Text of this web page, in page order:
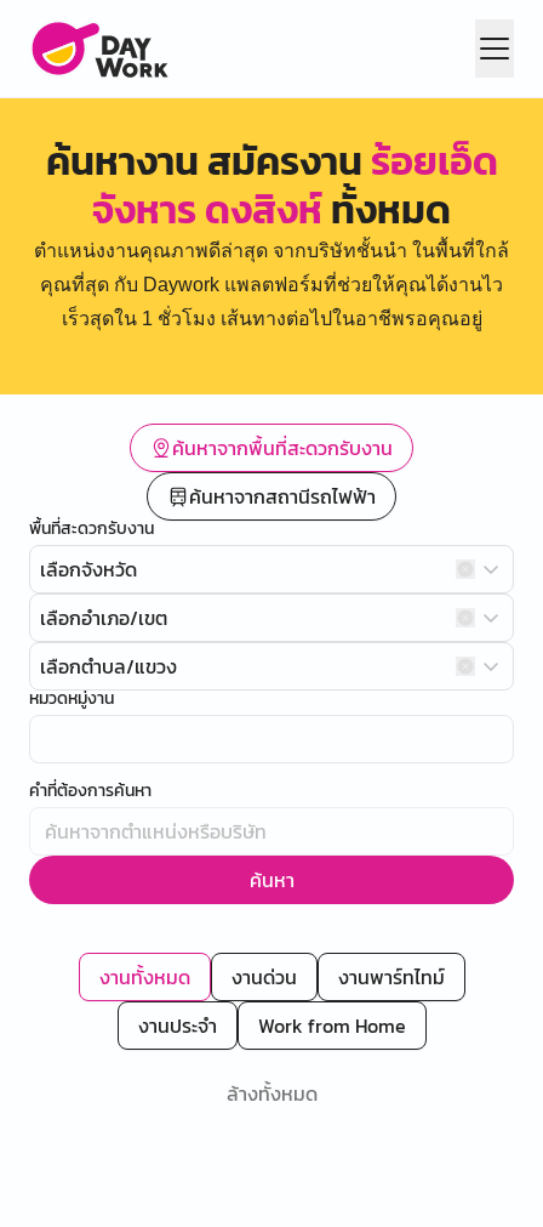
ค้นหางาน สมัครงานร้อยเอ็ด
จังหาร ดงสิงห์ทั้งหมด
ตำแหน่งงานคุณภาพดีล่าสุด จากบริษัทชั้นนำ ในพื้นที่ใกล้
คุณที่สุด กับ Daywork แพลตฟอร์มที่ช่วยให้คุณได้งานไว
เร็วสุดใน 1 ชั่วโมง เส้นทางต่อไปในอาชีพรอคุณอยู่
ค้นหาจากพื้นที่สะดวกรับงาน
ค้นหาจากสถานีรถไฟฟ้า
พื้นที่สะดวกรับงาน
เลือกจังหวัด
เลือกอำเภอ/เขต
เลือกตำบล/แขวง
หมวดหมู่งาน
คำที่ต้องการค้นหา
ค้นหา
งานทั้งหมด งานด่วน
งานพาร์ทไทม์
งานประจำ
Work from Home
ล้างทั้งหมด